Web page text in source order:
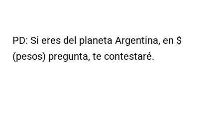
PD: Si eres del planeta Argentina, en $
(pesos) pregunta, te contestaré.